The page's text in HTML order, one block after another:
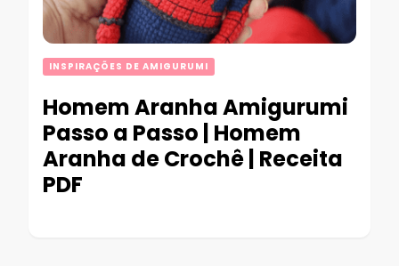
INSPIRAÇÕES DE AMIGURUMI
Homem Aranha Amigurumi
Passo a Passo | Homem
Aranha de Crochê | Receita
PDF